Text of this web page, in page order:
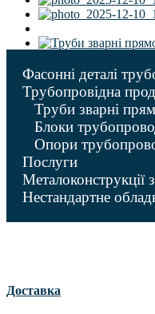
Фасонні деталі
Трубопровідна
Труби зварні
Блоки
Опори
Послуги
Металоконструкції
Нестандартне
Доставка